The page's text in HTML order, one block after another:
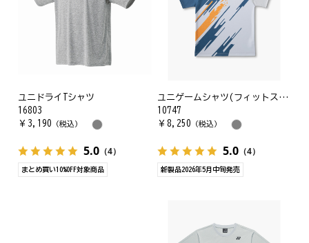
ユニドライTシャツ
16803
￥ 3,190 （税込）
5.0 （4）
まとめ買い10%OFF対象商品
ユニゲームシャツ(フィットスタイル)
10747
￥ 8,250 （税込）
5.0（4）
新製品2026年5月中旬発売